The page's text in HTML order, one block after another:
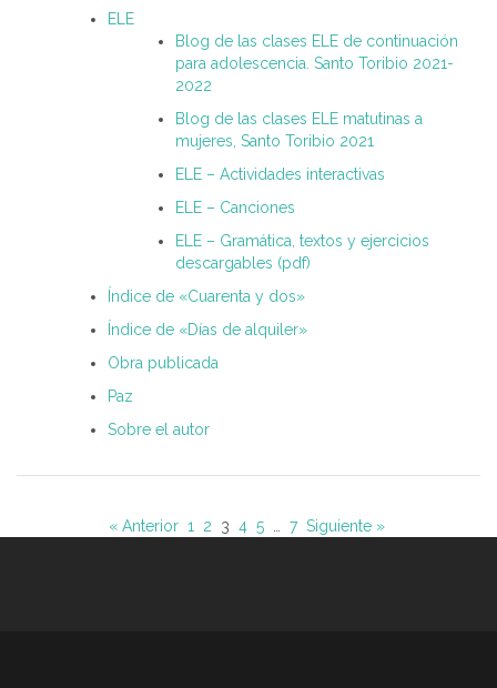
ELE
Blog de las clases ELE de continuación
para adolescencia. Santo Toribio 2021-
2022
Blog de las clases ELE matutinas a
mujeres, Santo Toribio 2021
ELE – Actividades interactivas
ELE – Canciones
ELE – Gramática, textos y ejercicios
descargables (pdf)
Índice de «Cuarenta y dos»
Índice de «Días de alquiler»
Obra publicada
Paz
Sobre el autor
« Anterior 1 2 3 4 5 7 Siguiente »